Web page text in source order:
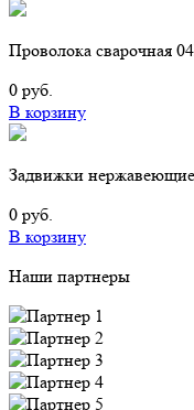
Проволока сварочная
0 руб.
В корзину
Задвижки
0 руб.
В корзину
Наши партнеры